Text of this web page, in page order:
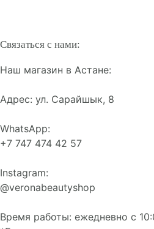
Связаться с нами:
Наш магазин в Астане:
Адрес: ул. Сарайшык, 8
WhatsApp:
+7 747 474 42 57
Instagram:
@veronabeautyshop
Время работы: ежедневно с